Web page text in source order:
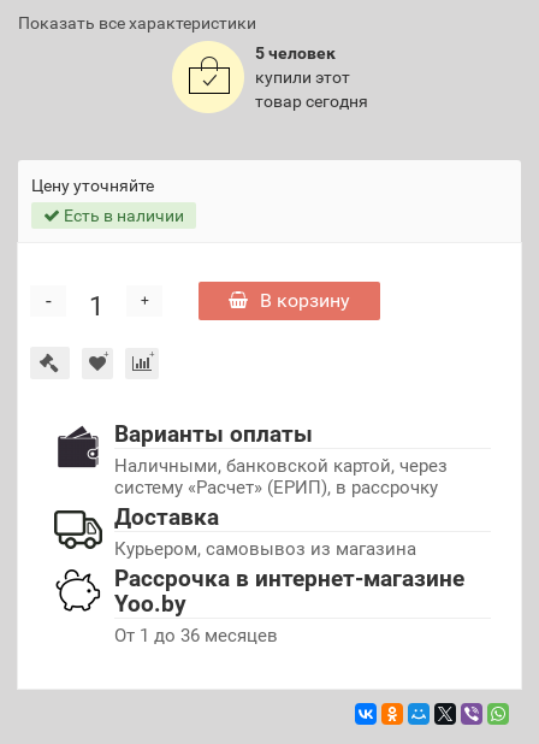
Показать все характеристики
5 человек
купили этот
товар сегодня
Цену уточняйте
Есть в наличии
+
- В корзину
Варианты оплаты
Наличными, банковской картой, через
систему «Расчет» (ЕРИП), в рассрочку
Доставка
Курьером, самовывоз из магазина
Рассрочка в интернет-магазине
Yoo.by
От 1 до 36 месяцев